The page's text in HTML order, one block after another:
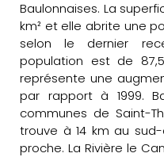
Baulonnaises. La
km² et elle abrite une
selon le dernier
population est de
représente une
par rapport à 1999.
communes de Saint-
trouve à 14 km au
proche. La Rivière le